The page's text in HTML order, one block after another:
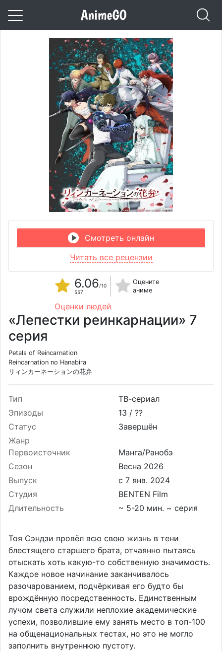
Смотреть онлайн
Читать все рецензии
6.06/10
557
Оцените
аниме
Оценки людей
«Лепестки реинкарнации» 7
серия
Petals of Reincarnation
Reincarnation no Hanabira
リィンカーネーションの花弁
Тип
ТВ-сериал
Эпизоды
13 / ??
Статус
Завершён
Жанр
Первоисточник
Манга/Ранобэ
Сезон
Весна 2026
Выпуск
Студия
BENTEN Film
Длительность
~ 5-20 мин. ~ серия
Тоя Сэндзи провёл всю свою жизнь в тени
блестящего старшего брата, отчаянно пытаясь
отыскать хоть какую-то собственную значимость.
Каждое новое начинание заканчивалось
разочарованием, подчёркивая его будто бы
врождённую посредственность. Единственным
лучом света служили неплохие академические
успехи, позволившие ему занять место в топ-100
на общенациональных тестах, но это не могло
заполнить внутреннюю пустоту.